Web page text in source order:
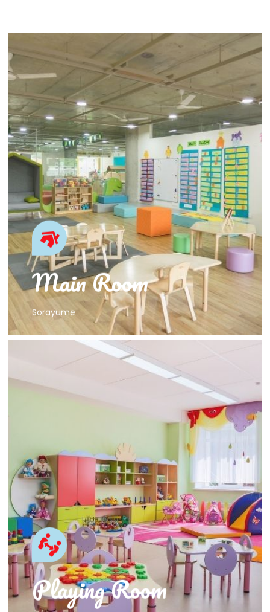
Main Room
Sorayume
メインルーム
そらゆめ保育園
Welcome
Playing Room
遊びルーム
そらゆめ保育園
Welcome